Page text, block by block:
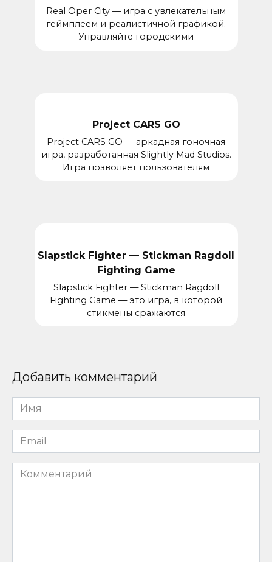
Real Oper City — игра с увлекательным
геймплеем и реалистичной графикой.
Управляйте городскими
Project CARS GO
Project CARS GO — аркадная гоночная
игра, разработанная Slightly Mad Studios.
Игра позволяет пользователям
Slapstick Fighter — Stickman Ragdoll
Fighting Game
Slapstick Fighter — Stickman Ragdoll
Fighting Game — это игра, в которой
стикмены сражаются
Добавить комментарий
Имя
*
Email
*
Комментарий